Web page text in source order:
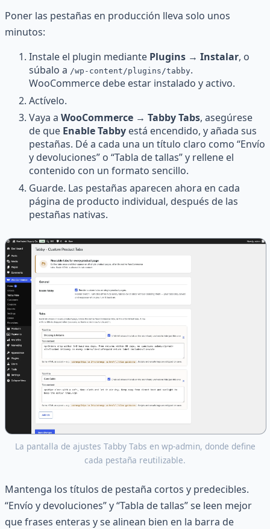
Poner las pestañas en producción lleva solo unos
minutos:
Instale el plugin mediante Plugins → Instalar, o
súbalo a /wp-content/plugins/tabby.
WooCommerce debe estar instalado y activo.
Actívelo.
Vaya a WooCommerce → Tabby Tabs, asegúrese
de que Enable Tabby está encendido, y añada sus
pestañas. Dé a cada una un título claro como “Envío
y devoluciones” o “Tabla de tallas” y rellene el
contenido con un formato sencillo.
Guarde. Las pestañas aparecen ahora en cada
página de producto individual, después de las
pestañas nativas.
La pantalla de ajustes Tabby Tabs en wp-admin, donde define
cada pestaña reutilizable.
Mantenga los títulos de pestaña cortos y predecibles.
“Envío y devoluciones” y “Tabla de tallas” se leen mejor
que frases enteras y se alinean bien en la barra de